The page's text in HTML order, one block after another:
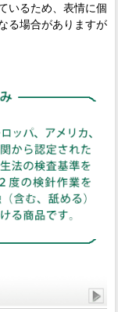
いるため、表情に個
る場合がありますが